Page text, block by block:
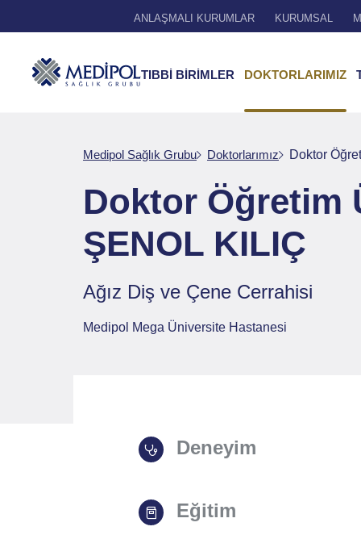
ANLAŞMALI KURUMLAR KURUMSAL
TIBBİ BİRİMLER DOKTORLARIMIZ
Medipol Sağlık Grubu Doktorlarımız Doktor
Doktor Öğretim
ŞENOL KILIÇ
Ağız Diş ve Çene Cerrahisi
Medipol Mega Üniversite Hastanesi
Deneyim
Eğitim